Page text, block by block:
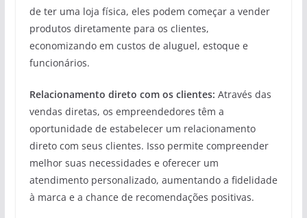
de ter uma loja física, eles podem começar a vender
produtos diretamente para os clientes,
economizando em custos de aluguel, estoque e
funcionários.
Relacionamento direto com os clientes: Através das
vendas diretas, os empreendedores têm a
oportunidade de estabelecer um relacionamento
direto com seus clientes. Isso permite compreender
melhor suas necessidades e oferecer um
atendimento personalizado, aumentando a fidelidade
à marca e a chance de recomendações positivas.